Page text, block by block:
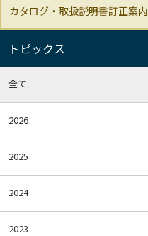
カタログ・取扱説明書訂正案内
トピックス
全て
2026
2025
2024
2023